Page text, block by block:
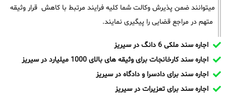
میتوانند ضمن پذیرش وکالت شما کلیه فرایند مرتبط با کاهش قرار وثیقه
متهم در مراجع قضایی را پیگیری نمایند.
اجاره سند ملکی 6 دانگ در سیریز
اجاره سند کارخانجات برای وثیقه های بالای 1000 میلیارد در سیریز
اجاره سند برای دادسرا و دادگاه در سیریز
اجاره سند برای تعزیرات در سیریز